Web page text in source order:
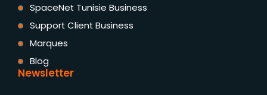
SpaceNet Tunisie Business
Support Client Business
Marques
Blog
Newsletter